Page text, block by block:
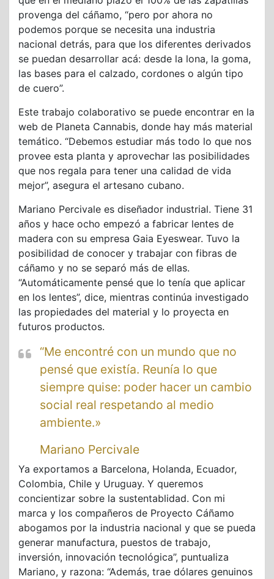
provenga del cáñamo, “pero por ahora no
podemos porque se necesita una industria
nacional detrás, para que los diferentes derivados
se puedan desarrollar acá: desde la lona, la goma,
las bases para el calzado, cordones o algún tipo
de cuero”.
Este trabajo colaborativo se puede encontrar en la
web de Planeta Cannabis, donde hay más material
temático. “Debemos estudiar más todo lo que nos
provee esta planta y aprovechar las posibilidades
que nos regala para tener una calidad de vida
mejor”, asegura el artesano cubano.
Mariano Percivale es diseñador industrial. Tiene 31
años y hace ocho empezó a fabricar lentes de
madera con su empresa Gaia Eyeswear. Tuvo la
posibilidad de conocer y trabajar con fibras de
cáñamo y no se separó más de ellas.
“Automáticamente pensé que lo tenía que aplicar
en los lentes”, dice, mientras continúa investigado
las propiedades del material y lo proyecta en
futuros productos.
“Me encontré con un mundo que no
pensé que existía. Reunía lo que
siempre quise: poder hacer un cambio
social real respetando al medio
ambiente.»
Mariano Percivale
Ya exportamos a Barcelona, Holanda, Ecuador,
Colombia, Chile y Uruguay. Y queremos
concientizar sobre la sustentablidad. Con mi
marca y los compañeros de Proyecto Cáñamo
abogamos por la industria nacional y que se pueda
generar manufactura, puestos de trabajo,
inversión, innovación tecnológica”, puntualiza
Mariano, y razona: “Además, trae dólares genuinos